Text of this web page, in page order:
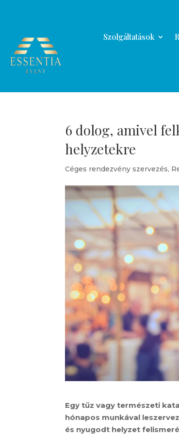
Szolgáltatások
6 dolog, amivel
helyzetekre
Céges rendezvény szervezés,
Egy tűz vagy természeti
hónapos munkával
és nyugodt helyzet